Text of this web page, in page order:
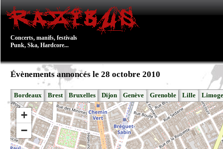
Concerts, manifs, festivals
Punk, Ska, Hardcore...
Évènements annoncés le 28 octobre 2010
Bordeaux Brest Bruxelles Dijon Genève Grenoble Lille
+
−